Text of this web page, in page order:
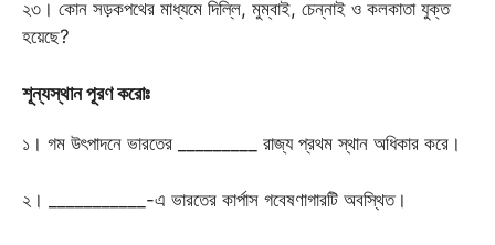
২৩। কোন সড়কপথের মাধ্যমে দিল্লি, মুম্বাই, চেন্নাই ও কলকাতা যুক্ত
হয়েছে?
শূন্যস্থান পূরণ করোঃ
১। গম উৎপাদনে ভারতের _________ রাজ্য প্রথম স্থান অধিকার করে।
২। ___________-এ ভারতের কার্পাস গবেষণাগারটি অবস্থিত।